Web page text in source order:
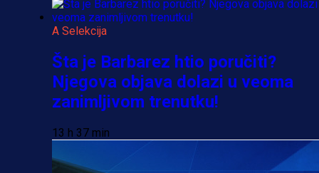
A Selekcija
Šta je Barbarez htio poručiti?
Njegova objava dolazi u veoma
zanimljivom trenutku!
13 h 37 min